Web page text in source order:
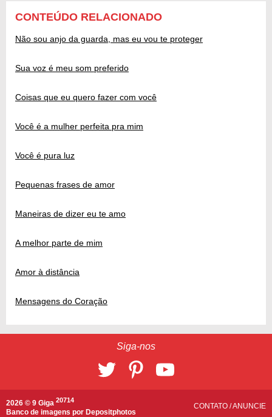
CONTEÚDO RELACIONADO
Não sou anjo da guarda, mas eu vou te proteger
Sua voz é meu som preferido
Coisas que eu quero fazer com você
Você é a mulher perfeita pra mim
Você é pura luz
Pequenas frases de amor
Maneiras de dizer eu te amo
A melhor parte de mim
Amor à distância
Mensagens do Coração
Siga-nos
2026 © 9 Giga 20714
Banco de imagens por Depositphotos
CONTATO /ANUNCIE